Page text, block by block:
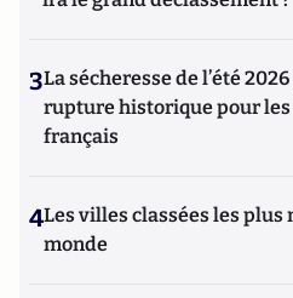
3La sécheresse de l’été
rupture historique pour
français
4Les villes classées les
monde